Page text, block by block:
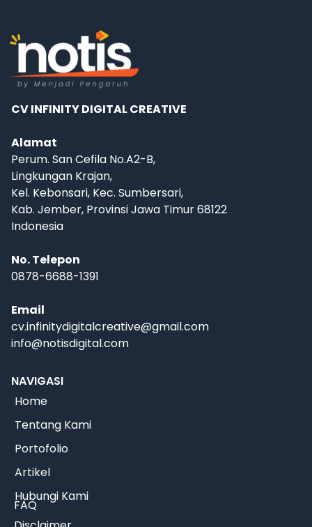
CV INFINITY DIGITAL CREATIVE
Alamat
Perum. San Cefila No.A2-B,
Lingkungan Krajan,
Kel. Kebonsari, Kec. Sumbersari,
Kab. Jember, Provinsi Jawa Timur 68122
Indonesia
No. Telepon
0878-6688-1391
Email
cv.infinitydigitalcreative@gmail.com
info@notisdigital.com
NAVIGASI
Home
Tentang Kami
Portofolio
Artikel
Hubungi Kami
FAQ